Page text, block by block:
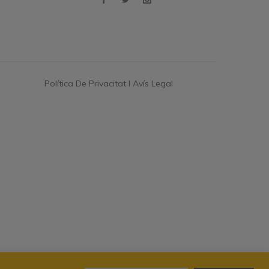
Política De Privacitat I Avís Legal